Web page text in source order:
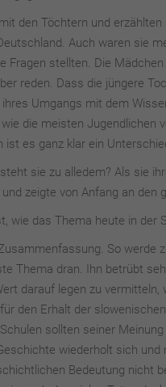
den Töchtern und
Auch waren sie
Fragen stellten. Die
reden. Dass die jüngere
Umgangs mit dem
die meisten Jugendlichen
es ganz klar ein
sie zu alledem? Als sie
zeigte von Anfang an den
wie das Thema heute in der
So werde
Thema dran. Ihn betrübt
darauf legen zu
den Erhalt der
sollten seiner
wiederholt sich
Bedeutung nicht